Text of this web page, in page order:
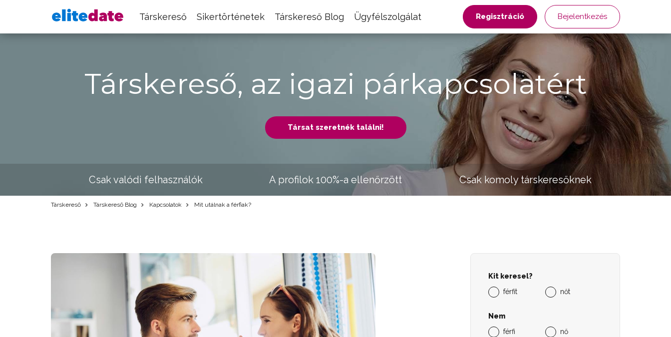
Társkereső Sikertörténetek Társkereső Blog Ügyfélszolgálat Regisztráció Bejelentkezés
Társkereső, az igazi párkapcsolatért
Társat szeretnék találni!
Csak valódi felhasználók A profilok 100%-a ellenőrzött Csak komoly társkeresőknek
Társkereső Társkereső Blog Kapcsolatok Mit utálnak a férfiak?
Kit keresel?
férfit
nőt
Nem
férfi
nő